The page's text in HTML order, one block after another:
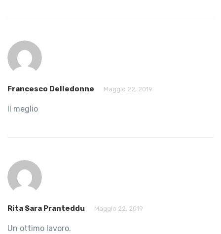
Francesco Delledonne Maggio 22, 2019
Il meglio
Rita Sara Pranteddu Maggio 22, 2019
Un ottimo lavoro.